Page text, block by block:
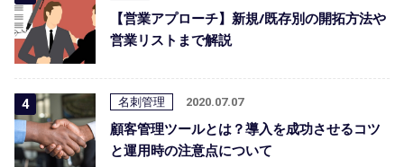
【営業アプローチ】新規/既存別の開拓方法や
営業リストまで解説
名刺管理 2020.07.07
顧客管理ツールとは？導入を成功させるコツ
と運用時の注意点について